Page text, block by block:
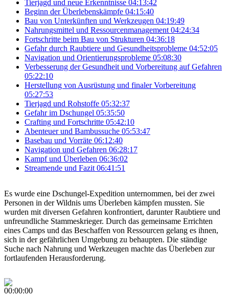
Tierjagd und neue Erkenntnisse 04:13:42
Beginn der Überlebenskämpfe 04:15:40
Bau von Unterkünften und Werkzeugen 04:19:49
Nahrungsmittel und Ressourcenmanagement 04:24:34
Fortschritte beim Bau von Strukturen 04:36:18
Gefahr durch Raubtiere und Gesundheitsprobleme 04:52:05
Navigation und Orientierungsprobleme 05:08:30
Verbesserung der Gesundheit und Vorbereitung auf Gefahren
05:22:10
Herstellung von Ausrüstung und finaler Vorbereitung
05:27:53
Tierjagd und Rohstoffe 05:32:37
Gefahr im Dschungel 05:35:50
Crafting und Fortschritte 05:42:10
Abenteuer und Bambussuche 05:53:47
Basebau und Vorräte 06:12:40
Navigation und Gefahren 06:28:17
Kampf und Überleben 06:36:02
Streamende und Fazit 06:41:51
Es wurde eine Dschungel-Expedition unternommen, bei der zwei
Personen in der Wildnis ums Überleben kämpfen mussten. Sie
wurden mit diversen Gefahren konfrontiert, darunter Raubtiere und
unfreundliche Stammeskrieger. Durch das gemeinsame Errichten
eines Camps und das Beschaffen von Ressourcen gelang es ihnen,
sich in der gefährlichen Umgebung zu behaupten. Die ständige
Suche nach Nahrung und Werkzeugen machte das Überleben zur
fortlaufenden Herausforderung.
00:00:00